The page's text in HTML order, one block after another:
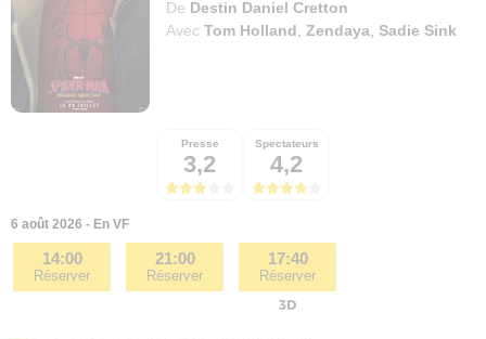
De Destin Daniel Cretton
Avec Tom Holland ,Zendaya ,Sadie Sink
Presse
3,2
Spectateurs
4,2
6 août 2026 - En VF
14:00
Réserver
21:00
Réserver
17:40
Réserver